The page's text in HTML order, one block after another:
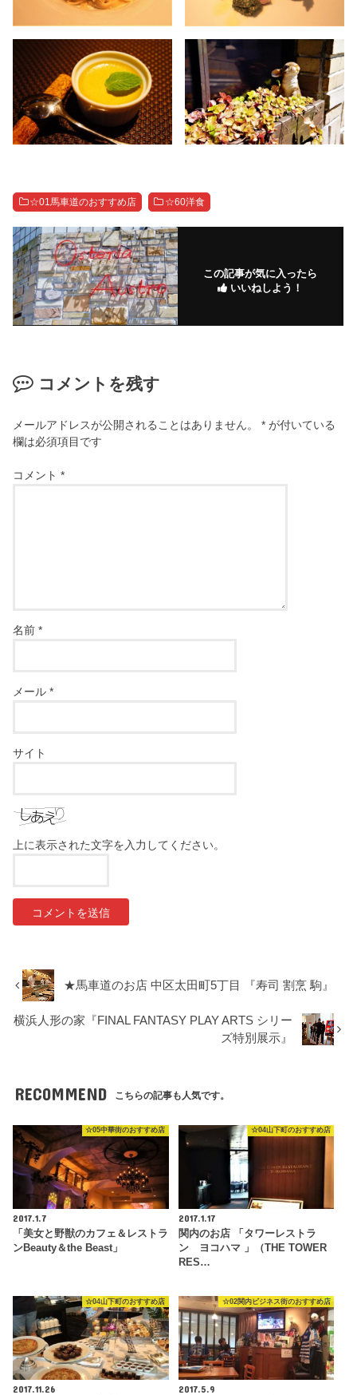
☆01馬車道のおすすめ店 ☆60洋食
この記事が気に入ったら
いいねしよう！
コメントを残す
メールアドレスが公開されることはありません。 * が付いている
欄は必須項目です
コメント*
名前*
メール*
サイト
上に表示された文字を入力してください。
★馬車道のお店 中区太田町5丁目 『寿司 割烹 駒』
横浜人形の家『FINAL FANTASY PLAY ARTS シリー
ズ特別展示』
RECOMMEND こちらの記事も人気です。
☆05中華街のおすすめ店
2017.1.7
「美女と野獣のカフェ＆レストラ
ンBeauty＆the Beast」
☆04山下町のおすすめ店
2017.1.17
関内のお店 「タワーレストラ
ン ヨコハマ 」（THE TOWER
RES…
☆04山下町のおすすめ店
2017.11.26
☆02関内ビジネス街のおすすめ店
2017.5.9